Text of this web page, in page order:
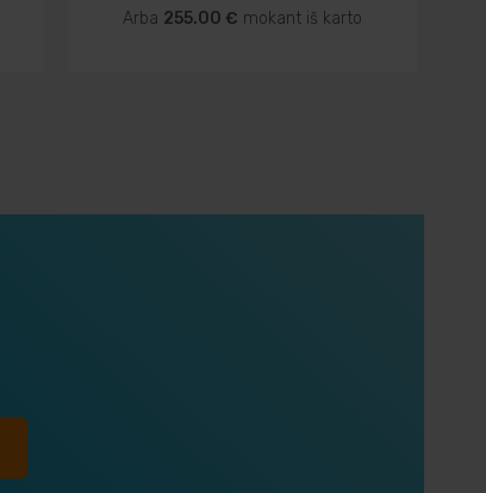
Arba 255.00 € mokant iš karto